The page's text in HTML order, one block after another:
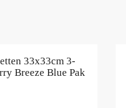
33x33cm 3-
Breeze Blue Pak